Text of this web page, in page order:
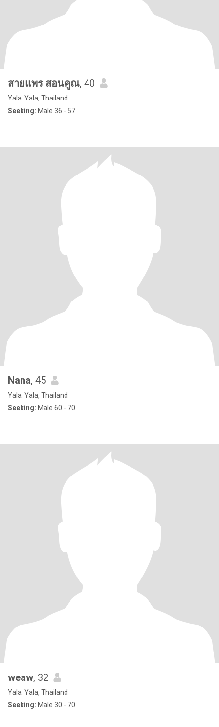
สายแพร สอนคูณ, 40
Yala, Yala, Thailand
Seeking: Male 36 - 57
Nana, 45
Yala, Yala, Thailand
Seeking: Male 60 - 70
weaw, 32
Yala, Yala, Thailand
Seeking: Male 30 - 70